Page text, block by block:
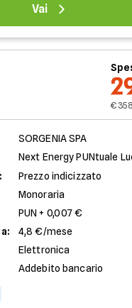
Vai
€
SORGENIA SPA
Next Energy PUNtuale
Prezzo indicizzato
Monoraria
PUN + 0,007 €
4,8 €/mese
Elettronica
Addebito bancario